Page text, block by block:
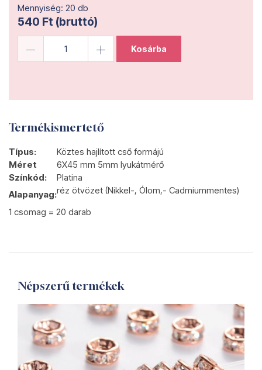
Mennyiség: 20 db
540 Ft (bruttó)
Kosárba
Termékismertető
Típus:
Köztes hajlított cső formájú
Méret
6X45 mm 5mm lyukátmérő
Színkód:
Platina
Alapanyag:réz ötvözet (Nikkel-, Ólom,- Cadmiummentes)
1 csomag = 20 darab
Népszerű termékek